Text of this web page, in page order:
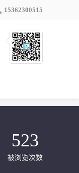
15362300515
523
被浏览次数